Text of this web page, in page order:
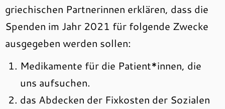
griechischen Partnerinnen erklären, dass die
Spenden im Jahr 2021 für folgende Zwecke
ausgegeben werden sollen:
Medikamente für die Patient*innen, die
uns aufsuchen.
das Abdecken der Fixkosten der Sozialen